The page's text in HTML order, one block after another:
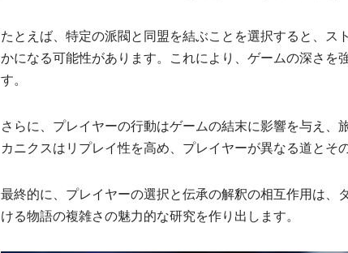
たとえば、特定の派閥と同盟を結ぶことを選択すると、ス
かになる可能性があります。これにより、ゲームの深さを
す。
さらに、プレイヤーの行動はゲームの結末に影響を与え、
カニクスはリプレイ性を高め、プレイヤーが異なる道とそ
最終的に、プレイヤーの選択と伝承の解釈の相互作用は、
ける物語の複雑さの魅力的な研究を作り出します。